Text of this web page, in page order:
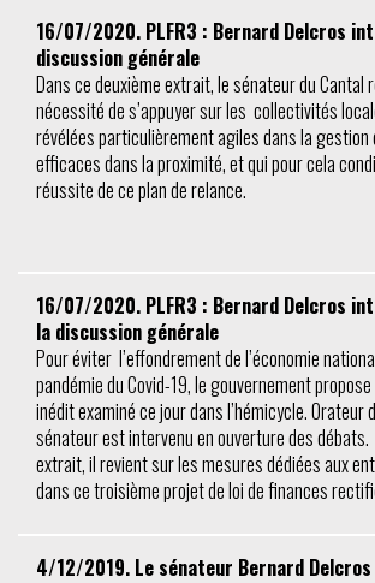
16/07/2020. PLFR3 : Bernard Delcros
discussion générale
Dans ce deuxième extrait, le sénateur du Cantal
nécessité de s’appuyer sur les collectivités
révélées particulièrement agiles dans la gestion
efficaces dans la proximité, et qui pour cela
réussite de ce plan de relance.
16/07/2020. PLFR3 : Bernard Delcros
la discussion générale
Pour éviter l’effondrement de l’économie
pandémie du Covid-19, le gouvernement
inédit examiné ce jour dans l’hémicycle. Orateur
sénateur est intervenu en ouverture des
extrait, il revient sur les mesures dédiées aux
dans ce troisième projet de loi de finances
4/12/2019. Le sénateur Bernard